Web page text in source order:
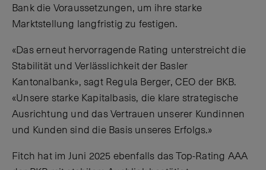
Bank die Voraussetzungen, um ihre starke
Marktstellung langfristig zu festigen.
«Das erneut hervorragende Rating unterstreicht die
Stabilität und Verlässlichkeit der Basler
Kantonalbank», sagt Regula Berger, CEO der BKB.
«Unsere starke Kapitalbasis, die klare strategische
Ausrichtung und das Vertrauen unserer Kundinnen
und Kunden sind die Basis unseres Erfolgs.»
Fitch hat im Juni 2025 ebenfalls das Top-Rating AAA